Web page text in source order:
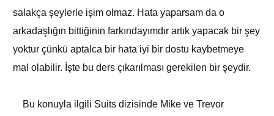
salakça şeylerle işim olmaz. Hata yaparsam da o
arkadaşlığın bittiğinin farkındayımdır artık yapacak bir şey
yoktur çünkü aptalca bir hata iyi bir dostu kaybetmeye
mal olabilir. İşte bu ders çıkarılması gerekilen bir şeydir.
Bu konuyla ilgili Suits dizisinde Mike ve Trevor